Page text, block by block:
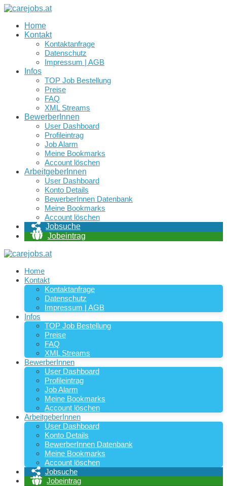
Home
Kontakt
Kontaktanfrage
Datenschutz
Impressum | AGB
Infos
TOP Job Bestellung
Preise
FAQ
XML Streams
BewerberInnen
User Dashboard
Profileintrag
Job Alarm
Meine Bookmarks
Account löschen
ArbeitgeberInnen
User Dashboard
Konto Details
BewerberInnen Datenbank
Meine Bookmarks
Account löschen
Jobsuche
Jobeintrag
Home
Kontakt
Kontaktanfrage
Datenschutz
Impressum | AGB
Infos
TOP Job Bestellung
Preise
FAQ
XML Streams
BewerberInnen
User Dashboard
Profileintrag
Job Alarm
Meine Bookmarks
Account löschen
ArbeitgeberInnen
User Dashboard
Konto Details
BewerberInnen Datenbank
Meine Bookmarks
Account löschen
Jobsuche
Jobeintrag